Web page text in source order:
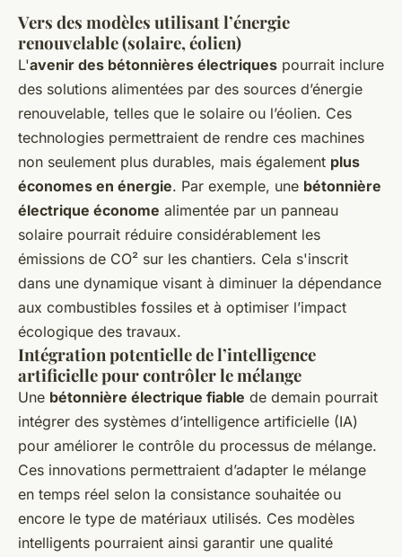
Vers des modèles utilisant l’énergie
renouvelable (solaire, éolien)
L'avenir des bétonnières électriques pourrait inclure
des solutions alimentées par des sources d’énergie
renouvelable, telles que le solaire ou l’éolien. Ces
technologies permettraient de rendre ces machines
non seulement plus durables, mais également plus
économes en énergie. Par exemple, une bétonnière
électrique économe alimentée par un panneau
solaire pourrait réduire considérablement les
émissions de CO² sur les chantiers. Cela s'inscrit
dans une dynamique visant à diminuer la dépendance
aux combustibles fossiles et à optimiser l’impact
écologique des travaux.
Intégration potentielle de l’intelligence
artificielle pour contrôler le mélange
Une bétonnière électrique fiable de demain pourrait
intégrer des systèmes d’intelligence artificielle (IA)
pour améliorer le contrôle du processus de mélange.
Ces innovations permettraient d’adapter le mélange
en temps réel selon la consistance souhaitée ou
encore le type de matériaux utilisés. Ces modèles
intelligents pourraient ainsi garantir une qualité